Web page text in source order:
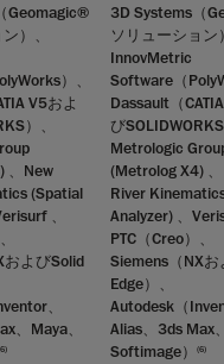
Geomagic®
）、
）、
V5およ
）、
、New
(Spatial
、
およびSolid
、
、Maya、
3D Systems（
ソリューション
InnovMetric
Software（
Dassault（
び
Metrologic
(Metrolog X4)
River
Analyzer) 、
PTC（Creo）、
Siemens（NX
Edge）、
Autodesk（
Alias、3ds Max
Softimage）
(6)